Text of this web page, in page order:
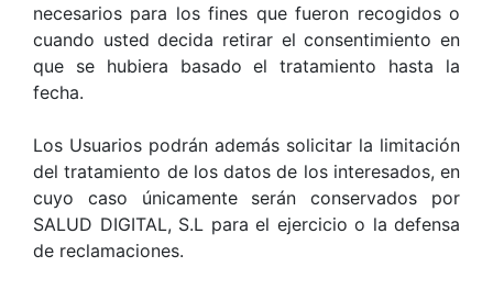
necesarios para los fines que fueron recogidos o
cuando usted decida retirar el consentimiento en
que se hubiera basado el tratamiento hasta la
fecha.
Los Usuarios podrán además solicitar la limitación
del tratamiento de los datos de los interesados, en
cuyo caso únicamente serán conservados por
SALUD DIGITAL, S.L para el ejercicio o la defensa
de reclamaciones.